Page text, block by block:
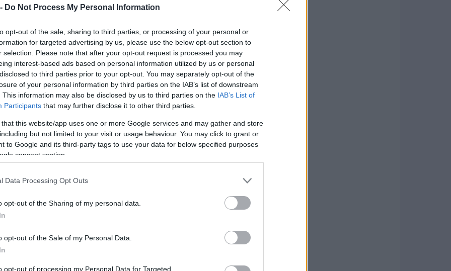
Do Not Process My Personal Information
opt-out of the sale, sharing to third parties, or processing of your personal or
for targeted advertising by us, please use the below opt-out section to
selection. Please note that after your opt-out request is processed you may
interest-based ads based on personal information utilized by us or personal
to third parties prior to your opt-out. You may separately opt-out of the
of your personal information by third parties on the IAB’s list of downstream
This information may also be disclosed by us to third parties on the IAB’s List of
Participants that may further disclose it to other third parties.
that this website/app uses one or more Google services and may gather and store
but not limited to your visit or usage behaviour. You may click to grant or
to Google and its third-party tags to use your data for below specified purposes
consent section.
Data Processing Opt Outs
opt-out of the Sharing of my personal data.
opt-out of the Sale of my Personal Data.
opt-out of processing my Personal Data for Targeted
debes saber para hacer unos deliciosos
es para 4 porciones: